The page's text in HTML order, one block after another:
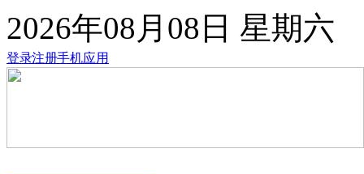
2026年08月08日 星期六
登录注册手机应用